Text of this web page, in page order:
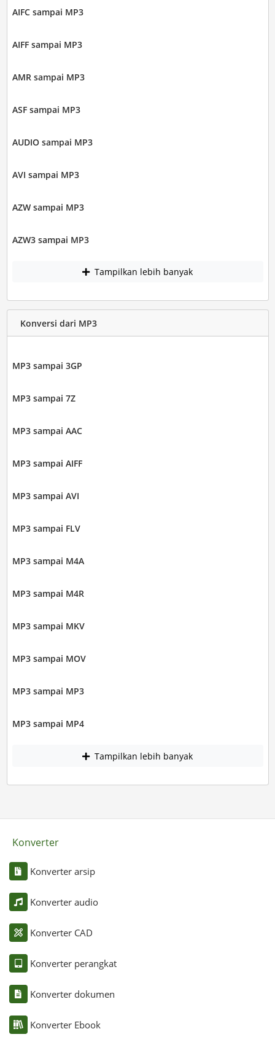
AIFC sampai MP3
AIFF sampai MP3
AMR sampai MP3
ASF sampai MP3
AUDIO sampai MP3
AVI sampai MP3
AZW sampai MP3
AZW3 sampai MP3
Tampilkan lebih banyak
Konversi dari MP3
MP3 sampai 3GP
MP3 sampai 7Z
MP3 sampai AAC
MP3 sampai AIFF
MP3 sampai AVI
MP3 sampai FLV
MP3 sampai M4A
MP3 sampai M4R
MP3 sampai MKV
MP3 sampai MOV
MP3 sampai MP3
MP3 sampai MP4
Tampilkan lebih banyak
Konverter
Konverter arsip
Konverter audio
Konverter CAD
Konverter perangkat
Konverter dokumen
Konverter Ebook